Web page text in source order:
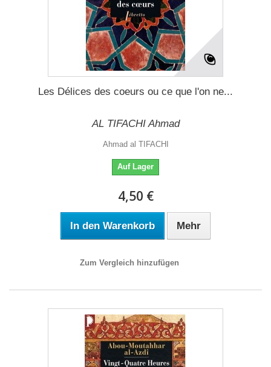
Les Délices des coeurs ou ce que l'on ne...
AL TIFACHI Ahmad
Ahmad al TIFACHI
Auf Lager
4,50 €
In den Warenkorb Mehr
Zum Vergleich hinzufügen